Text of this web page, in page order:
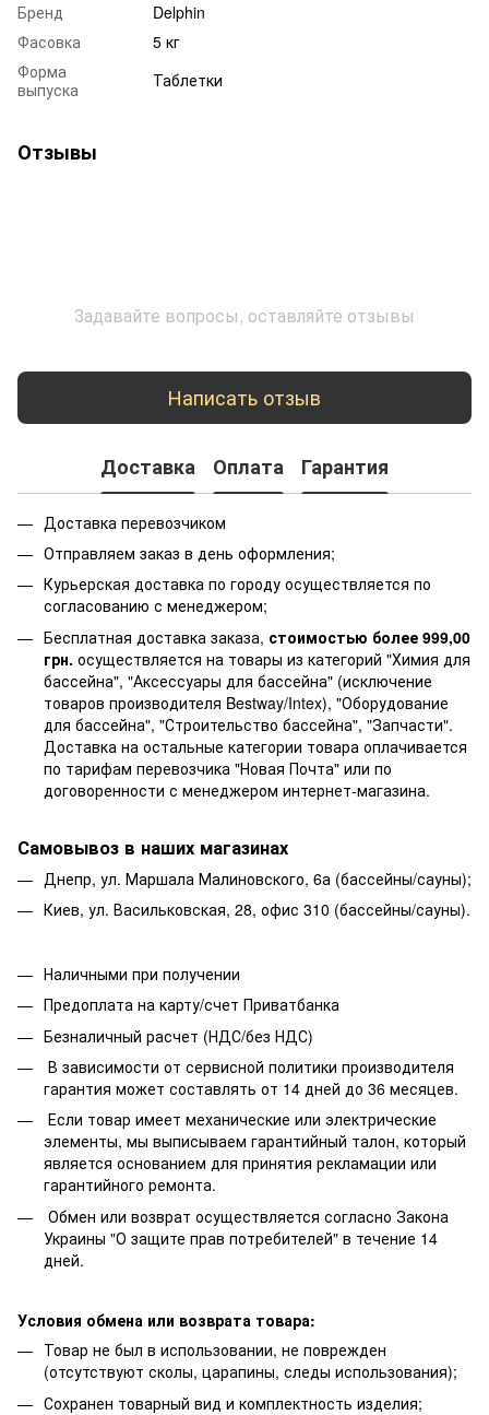
Бренд
Delphin
Фасовка
5 кг
Форма
выпуска
Таблетки
Отзывы
Задавайте вопросы, оставляйте отзывы
Написать отзыв
Доставка Оплата Гарантия
Доставка перевозчиком
Отправляем заказ в день оформления;
Курьерская доставка по городу осуществляется по
согласованию с менеджером;
Бесплатная доставка заказа, стоимостью более 999,00
грн. осуществляется на товары из категорий "Химия для
бассейна", "Аксессуары для бассейна" (исключение
товаров производителя Bestway/Intex), "Оборудование
для бассейна", "Строительство бассейна", "Запчасти".
Доставка на остальные категории товара оплачивается
по тарифам перевозчика "Новая Почта" или по
договоренности с менеджером интернет-магазина.
Самовывоз в наших магазинах
Днепр, ул. Маршала Малиновского, 6а (бассейны/сауны);
Киев, ул. Васильковская, 28, офис 310 (бассейны/сауны).
Наличными при получении
Предоплата на карту/счет Приватбанка
Безналичный расчет (НДС/без НДС)
В зависимости от сервисной политики производителя
гарантия может составлять от 14 дней до 36 месяцев.
Если товар имеет механические или электрические
элементы, мы выписываем гарантийный талон, который
является основанием для принятия рекламации или
гарантийного ремонта.
Обмен или возврат осуществляется согласно Закона
Украины "О защите прав потребителей" в течение 14
дней.
Условия обмена или возврата товара:
Товар не был в использовании, не поврежден
(отсутствуют сколы, царапины, следы использования);
Сохранен товарный вид и комплектность изделия;